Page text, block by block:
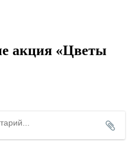
акция «Цветы